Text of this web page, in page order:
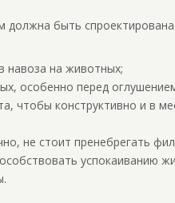
должна быть
навоза на животных;
особенно перед
чтобы конструктивно и в
не стоит пренебрегать
успокаиванию